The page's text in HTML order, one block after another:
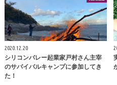
2020.12.20
シリコンバレー起業家戸村さん主宰
のサバイバルキャンプに参加してき
た！